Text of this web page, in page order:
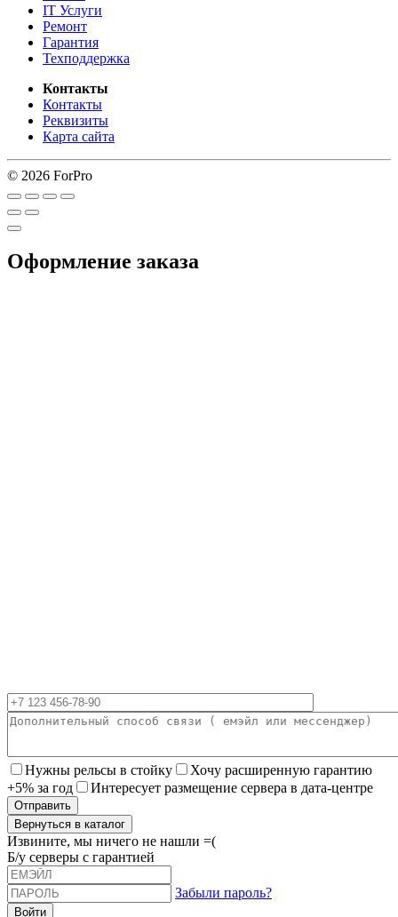
IT Услуги
Ремонт
Гарантия
Техподдержка
Контакты
Контакты
Реквизиты
Карта сайта
© 2026 ForPro
Оформление заказа
Нужны рельсы в стойку
Хочу расширенную гарантию
+5% за год
Интересует размещение сервера в дата-центре
Вернуться в каталог
Извините, мы ничего не нашли =(
Б/у серверы с гарантией
Забыли пароль?